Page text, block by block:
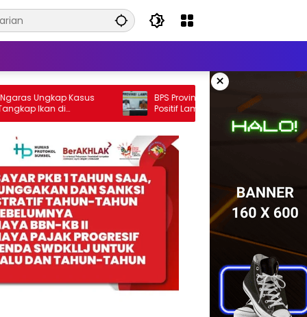
×
Kasus
di
BPS Provinsi Lampung Ungkap Capaian
Positif Lampung: Kemiskinan Turun,
Inflasi Terkendali, Ekonomi Terus Tumbuh